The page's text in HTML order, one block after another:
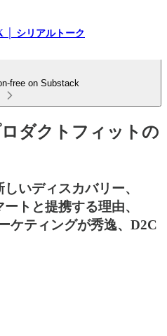
│ シリアルトーク
free on Substack
ダクトフィットの
いディスカバリー、
トと提携する理由、
ケティングが秀逸、D2C